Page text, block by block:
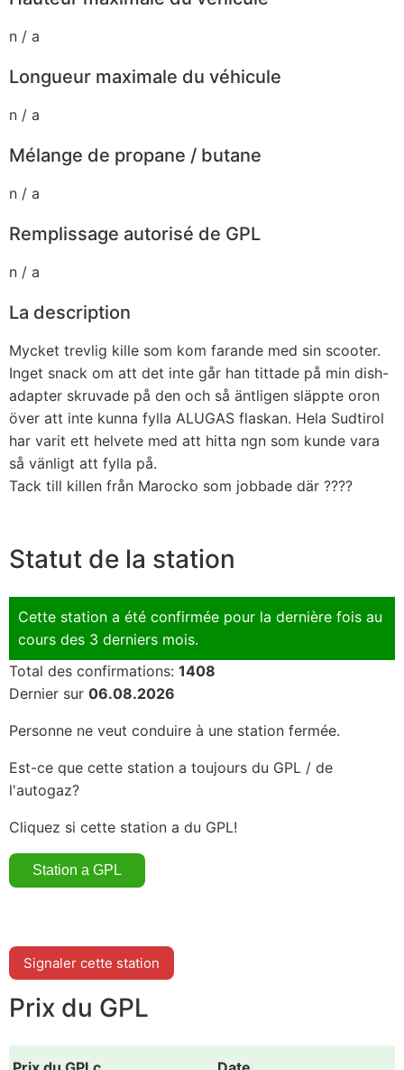
n / a
Longueur maximale du véhicule
n / a
Mélange de propane / butane
n / a
Remplissage autorisé de GPL
n / a
La description
Mycket trevlig kille som kom farande med sin scooter.
Inget snack om att det inte går han tittade på min dish-
adapter skruvade på den och så äntligen släppte oron
över att inte kunna fylla ALUGAS flaskan. Hela Sudtirol
har varit ett helvete med att hitta ngn som kunde vara
så vänligt att fylla på.
Tack till killen från Marocko som jobbade där ????
Statut de la station
Cette station a été confirmée pour la dernière fois au
cours des 3 derniers mois.
Total des confirmations: 1408
Dernier sur 06.08.2026
Personne ne veut conduire à une station fermée.
Est-ce que cette station a toujours du GPL / de
l'autogaz?
Cliquez si cette station a du GPL!
Signaler cette station
Prix du GPL